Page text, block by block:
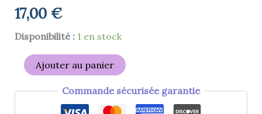
17,00 €
Disponibilité : 1 en stock
Ajouter au panier
Commande sécurisée garantie